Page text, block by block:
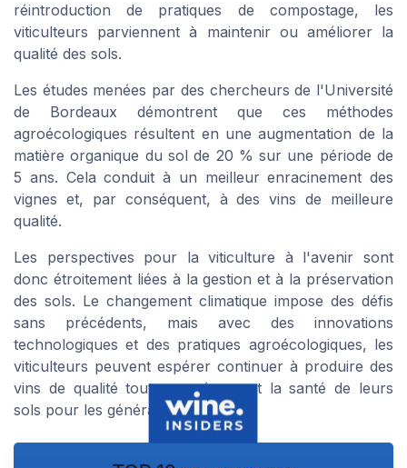
réintroduction de pratiques de compostage, les
viticulteurs parviennent à maintenir ou améliorer la
qualité des sols.
Les études menées par des chercheurs de l'Université
de Bordeaux démontrent que ces méthodes
agroécologiques résultent en une augmentation de la
matière organique du sol de 20 % sur une période de
5 ans. Cela conduit à un meilleur enracinement des
vignes et, par conséquent, à des vins de meilleure
qualité.
Les perspectives pour la viticulture à l'avenir sont
donc étroitement liées à la gestion et à la préservation
des sols. Le changement climatique impose des défis
sans précédents, mais avec des innovations
technologiques et des pratiques agroécologiques, les
viticulteurs peuvent espérer continuer à produire des
vins de qualité tout en préservant la santé de leurs
sols pour les générations futures.